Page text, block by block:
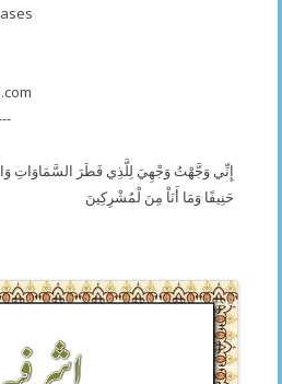
إِنِّي وَجَّهْتُ وَجْهِيَ لِلَّذِي فَطَرَ السَّمَاوَاتِ
حَنِيفًا وَمَا أَنَاْ مِنَ لْمُشْرِكِينَ